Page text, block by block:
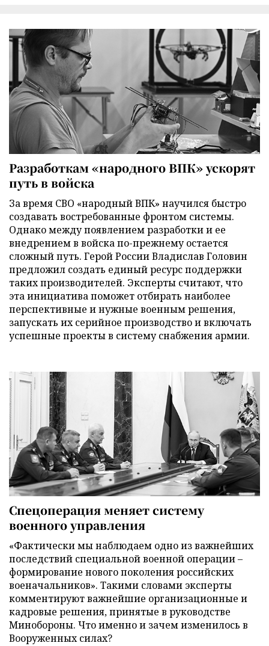
Разработкам «народного ВПК» ускорят
путь в войска
За время СВО «народный ВПК» научился быстро
создавать востребованные фронтом системы.
Однако между появлением разработки и ее
внедрением в войска по-прежнему остается
сложный путь. Герой России Владислав Головин
предложил создать единый ресурс поддержки
таких производителей. Эксперты считают, что
эта инициатива поможет отбирать наиболее
перспективные и нужные военным решения,
запускать их серийное производство и включать
успешные проекты в систему снабжения армии.
Спецоперация меняет систему
военного управления
«Фактически мы наблюдаем одно из важнейших
последствий специальной военной операции –
формирование нового поколения российских
военачальников». Такими словами эксперты
комментируют важнейшие организационные и
кадровые решения, принятые в руководстве
Минобороны. Что именно и зачем изменилось в
Вооруженных силах?